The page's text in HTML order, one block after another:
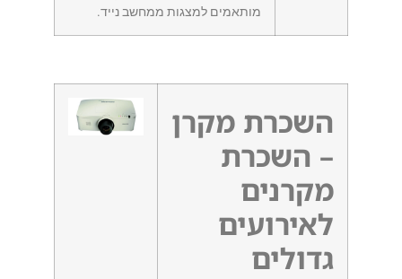
מותאמים למצגות ממחשב נייד.
השכרת מקרן
– השכרת
מקרנים
לאירועים
גדולים